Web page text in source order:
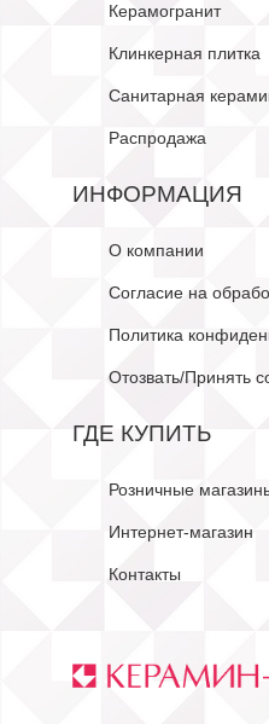
Керамогранит
Клинкерная плитка
Санитарная
Распродажа
ИНФОРМАЦИЯ
О компании
Согласие на
Политика
Отозвать/Принять
ГДЕ КУПИТЬ
Розничные
Интернет-магазин
Контакты